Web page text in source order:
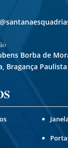
Borba de
Bragança Paulista